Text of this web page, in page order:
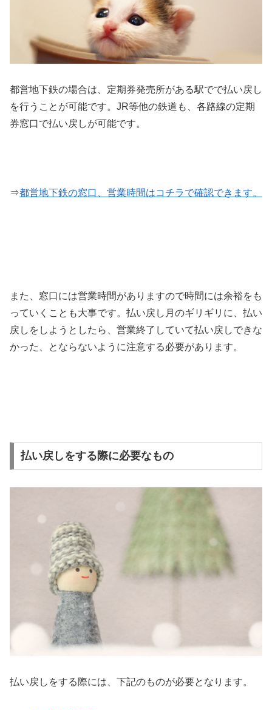
都営地下鉄の場合は、定期券発売所がある駅でで払い戻し
を行うことが可能です。JR等他の鉄道も、各路線の定期
券窓口で払い戻しが可能です。
⇒都営地下鉄の窓口、営業時間はコチラで確認できます。
また、窓口には営業時間がありますので時間には余裕をも
っていくことも大事です。払い戻し月のギリギリに、払い
戻しをしようとしたら、営業終了していて払い戻しできな
かった、とならないように注意する必要があります。
払い戻しをする際に必要なもの
払い戻しをする際には、下記のものが必要となります。